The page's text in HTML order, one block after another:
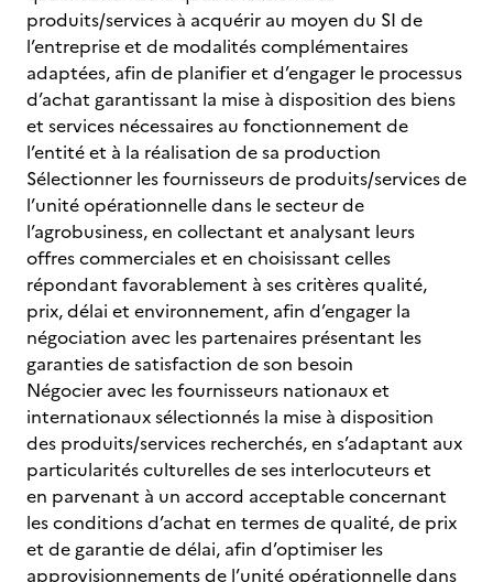
produits/services à acquérir au moyen du SI de
l’entreprise et de modalités complémentaires
adaptées, afin de planifier et d’engager le processus
d’achat garantissant la mise à disposition des biens
et services nécessaires au fonctionnement de
l’entité et à la réalisation de sa production
Sélectionner les fournisseurs de produits/services de
l’unité opérationnelle dans le secteur de
l’agrobusiness, en collectant et analysant leurs
offres commerciales et en choisissant celles
répondant favorablement à ses critères qualité,
prix, délai et environnement, afin d’engager la
négociation avec les partenaires présentant les
garanties de satisfaction de son besoin
Négocier avec les fournisseurs nationaux et
internationaux sélectionnés la mise à disposition
des produits/services recherchés, en s’adaptant aux
particularités culturelles de ses interlocuteurs et
en parvenant à un accord acceptable concernant
les conditions d’achat en termes de qualité, de prix
et de garantie de délai, afin d’optimiser les
approvisionnements de l’unité opérationnelle dans